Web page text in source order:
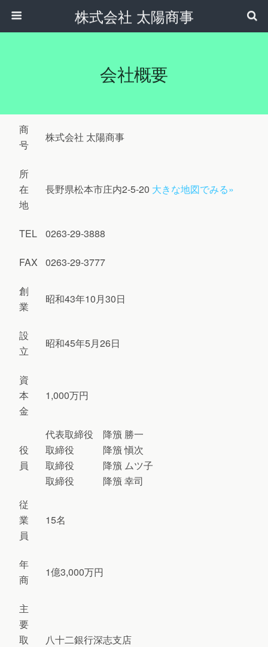
株式会社 太陽商事
会社概要
商
号
株式会社 太陽商事
所
在
地
長野県松本市庄内2-5-20 大きな地図でみる»
TEL 0263-29-3888
FAX 0263-29-3777
創
業
昭和43年10月30日
設
立
昭和45年5月26日
資
本
金
1,000万円
役
員
代表取締役 降籏 勝一
取締役 降籏 愼次
取締役 降籏 ムツ子
取締役 降籏 幸司
従
業
員
15名
年
商
1億3,000万円
主
要
取
八十二銀行深志支店